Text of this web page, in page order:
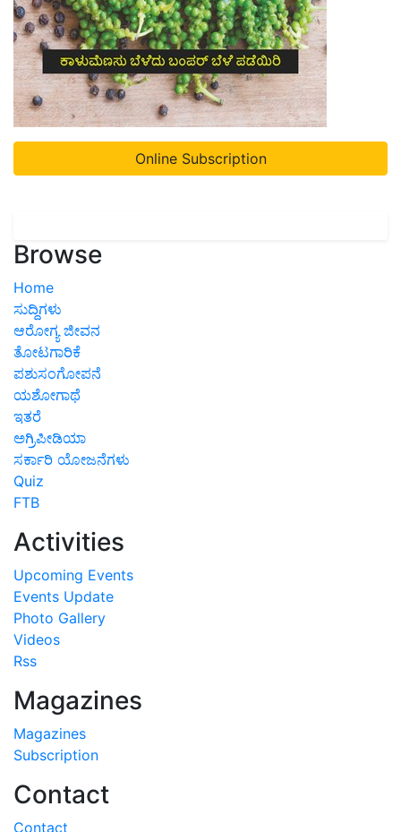
Online Subscription
Browse
Home
ಸುದ್ದಿಗಳು
ಆರೋಗ್ಯ ಜೀವನ
ತೋಟಗಾರಿಕೆ
ಪಶುಸಂಗೋಪನೆ
ಯಶೋಗಾಥೆ
ಇತರೆ
ಅಗ್ರಿಪೀಡಿಯಾ
ಸರ್ಕಾರಿ ಯೋಜನೆಗಳು
Quiz
FTB
Activities
Upcoming Events
Events Update
Photo Gallery
Videos
Rss
Magazines
Magazines
Subscription
Contact
Contact